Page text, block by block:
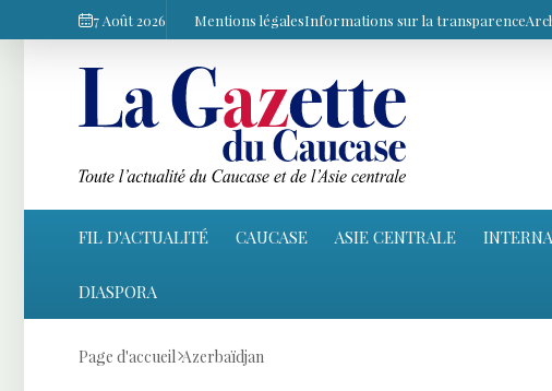
7 Août 2026 Mentions légalesInformations sur la transparence
FIL D'ACTUALITÉ CAUCASE ASIE CENTRALE
DIASPORA
Page d'accueil Azerbaïdjan